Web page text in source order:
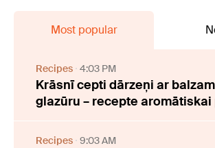
Most popular
Recipes 4:03 PM
Krāsnī cepti dārzeņi ar
glazūru – recepte aromātiskai
Recipes 9:03 AM